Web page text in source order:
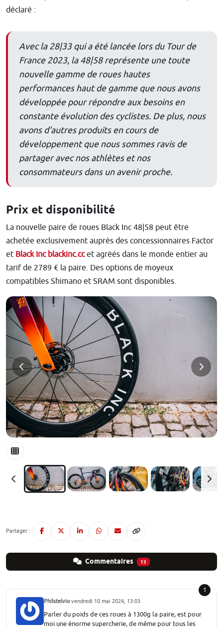
déclaré :
Avec la 28|33 qui a été lancée lors du Tour de
France 2023, la 48|58 représente une toute
nouvelle gamme de roues hautes
performances haut de gamme que nous avons
développée pour répondre aux besoins en
constante évolution des cyclistes. De plus, nous
avons d'autres produits en cours de
développement que nous sommes ravis de
partager avec nos athlètes et nos
consommateurs dans un avenir proche.
Prix et disponibilité
La nouvelle paire de roues Black Inc 48|58 peut être
achetée exclusivement auprès des concessionnaires Factor
et Black Inc blackinc.ccet agréés dans le monde entier au
tarif de 2789 € la paire. Des options de moyeux
compatibles Shimano et SRAM sont disponibles.
Partager :
Commentaires 13
1
Philstelviovendredi 10 mai 2024, 13:03
Parler du poids de ces roues à 1300g la paire, est pour
moi une énorme supercherie, de même pour tous les